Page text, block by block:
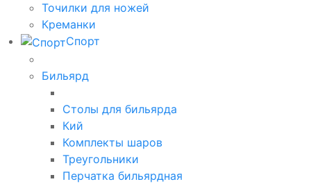
Точилки для ножей
Креманки
Спорт
Бильярд
Столы для бильярда
Кий
Комплекты шаров
Треугольники
Перчатка бильярдная